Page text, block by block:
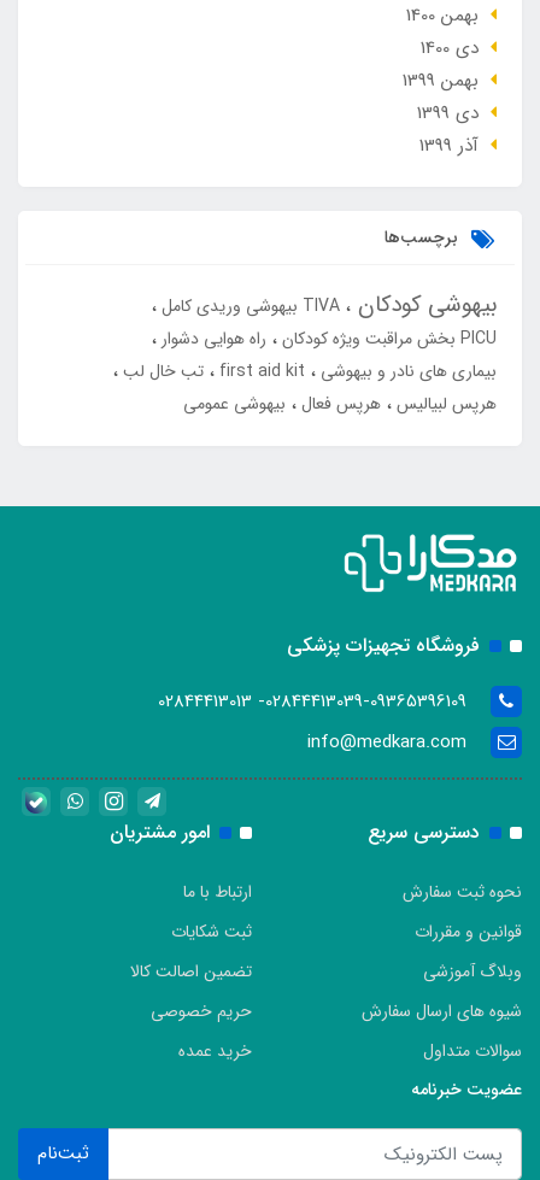
بهمن 1400
دی 1400
بهمن 1399
دی 1399
آذر 1399
برچسب‌ها
بیهوشی کودکان
TIVA بیهوشی وریدی کامل
PICU بخش مراقبت ویژه کودکان
راه هوایی دشوار
بیماری های نادر و بیهوشی
first aid kit
تب خال لب
هرپس لبیالیس هرپس فعال بیهوشی عمومی
فروشگاه تجهیزات پزشکی
02844413039-09365396109- 02844413013
info@medkara.com
دسترسی سریع
نحوه ثبت سفارش
قوانین و مقررات
وبلاگ آموزشی
شیوه های ارسال سفارش
سوالات متداول
امور مشتریان
ارتباط با ما
ثبت شکایات
تضمین اصالت کالا
حریم خصوصی
خرید عمده
عضویت خبرنامه
ثبت‌نام